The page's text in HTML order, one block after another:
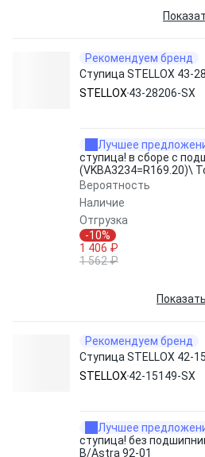
Рекомендуем бренд
Ступица STELLOX 43-
STELLOX 43-28206-SX
Лучшее
ступица! в сборе с
(VKBA3234=R169.20)\
Вероятность
Наличие
Отгрузка
-10%
1 406 ₽
1 562 ₽
Рекомендуем бренд
Ступица STELLOX 42-
STELLOX 42-15149-SX
Лучшее
ступица! без
B/Astra 92-01